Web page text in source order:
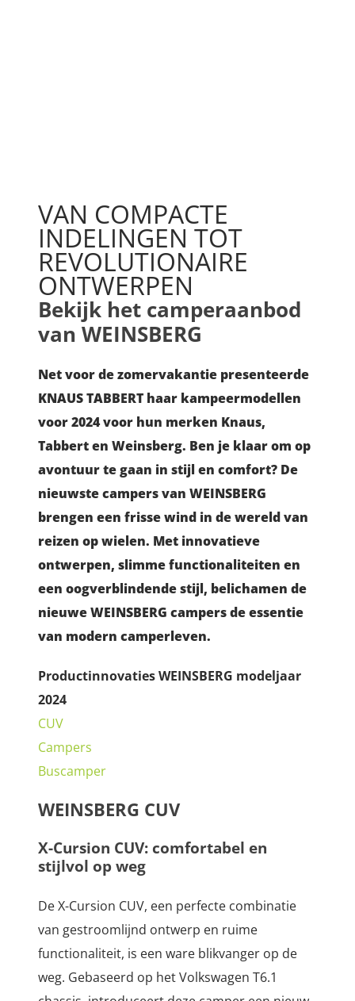
VAN COMPACTE
INDELINGEN TOT
REVOLUTIONAIRE
ONTWERPEN
Bekijk het camperaanbod
van WEINSBERG
Net voor de zomervakantie presenteerde
KNAUS TABBERT haar kampeermodellen
voor 2024 voor hun merken Knaus,
Tabbert en Weinsberg. Ben je klaar om op
avontuur te gaan in stijl en comfort? De
nieuwste campers van WEINSBERG
brengen een frisse wind in de wereld van
reizen op wielen. Met innovatieve
ontwerpen, slimme functionaliteiten en
een oogverblindende stijl, belichamen de
nieuwe WEINSBERG campers de essentie
van modern camperleven.
Productinnovaties WEINSBERG modeljaar
2024
CUV
Campers
Buscamper
WEINSBERG CUV
X-Cursion CUV: comfortabel en
stijlvol op weg
De X-Cursion CUV, een perfecte combinatie
van gestroomlijnd ontwerp en ruime
functionaliteit, is een ware blikvanger op de
weg. Gebaseerd op het Volkswagen T6.1